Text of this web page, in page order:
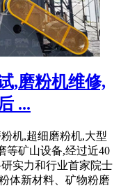
,磨粉机维修,
...
机,超细磨粉机,大型
等矿山设备,经过近40
实力和行业首家院士
体新材料、矿物粉磨